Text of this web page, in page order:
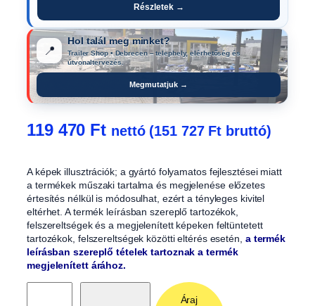
Részletek →
📍
Hol talál meg minket?
Trailer Shop • Debrecen – telephely, elérhetőség és
útvonaltervezés.
Megmutatjuk →
119 470 Ft nettó (151 727 Ft bruttó)
A képek illusztrációk; a gyártó folyamatos fejlesztései miatt
a termékek műszaki tartalma és megjelenése előzetes
értesítés nélkül is módosulhat, ezért a tényleges kivitel
eltérhet. A termék leírásban szereplő tartozékok,
felszereltségek és a megjelenített képeken feltüntetett
tartozékok, felszereltségek közötti eltérés esetén, a termék
leírásban szereplő tételek tartoznak a termék
megjelenített árához.
Áraj